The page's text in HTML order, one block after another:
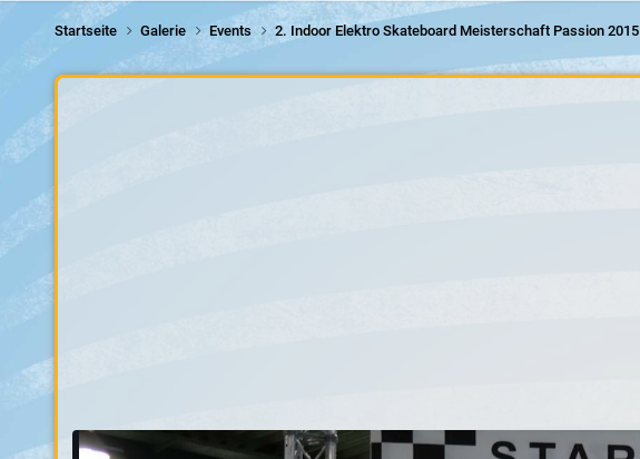
Startseite Galerie Events 2. Indoor Elektro Skateboard Meisterschaft Passion 2015